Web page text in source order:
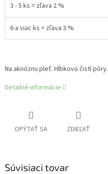
3 - 5 ks = zľava 2 %
6 a viac ks = zľava 3 %
Na aknóznu pleť. Hĺbkovo čistí póry.
Detailné informácie
OPÝTAŤ SA ZDIEĽAŤ
Súvisiaci tovar